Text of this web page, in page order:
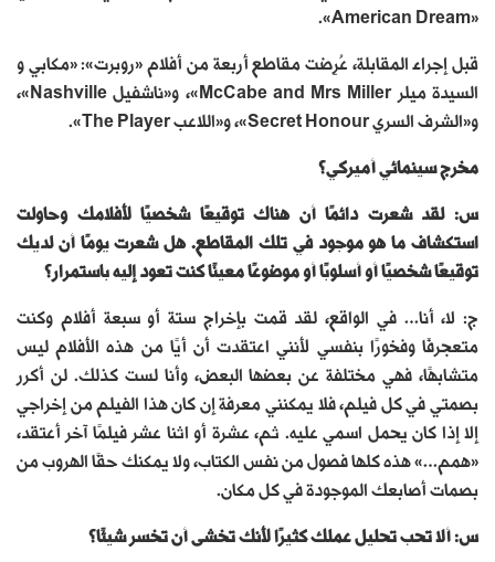
«American Dream».
قبل إجراء المقابلة، عُرِضت مقاطع أربعة من أفلام «روبرت»: «مكابي و
السيدة ميلر McCabe and Mrs Miller»، و«ناشفيل Nashville»،
و«الشرف السري Secret Honour»، و«اللاعب The Player».
مخرج سينمائي أميركي؟
س: لقد شعرت دائمًا أن هناك توقيعًا شخصيًا لأفلامك وحاولت
استكشاف ما هو موجود في تلك المقاطع. هل شعرت يومًا أن لديك
توقيعًا شخصيًا أو أسلوبًا أو موضوعًا معينًا كنت تعود إليه باستمرار؟
ج: لا، أنا… في الواقع، لقد قمت بإخراج ستة أو سبعة أفلام وكنت
متعجرفًا وفخورًا بنفسي لأنني اعتقدت أن أيًا من هذه الأفلام ليس
متشابهًا، فهي مختلفة عن بعضها البعض، وأنا لست كذلك. لن أكرر
بصمتي في كل فيلم، فلا يمكنني معرفة إن كان هذا الفيلم من إخراجي
إلا إذا كان يحمل اسمي عليه. ثم، عشرة أو اثنا عشر فيلمًا آخر أعتقد،
«همم…» هذه كلها فصول من نفس الكتاب، ولا يمكنك حقًا الهروب من
بصمات أصابعك الموجودة في كل مكان.
س: ألا تحب تحليل عملك كثيرًا لأنك تخشى أن تخسر شيئًا؟